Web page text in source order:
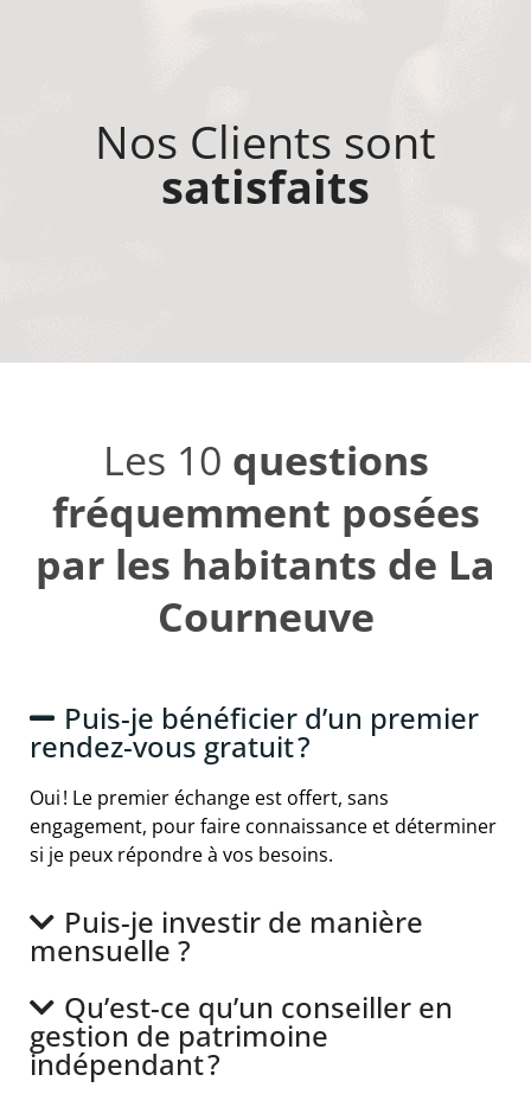
Nos Clients sont
satisfaits
Les 10 questions
fréquemment posées
par les habitants de La
Courneuve
Puis-je bénéficier d’un premier
rendez-vous gratuit ?
Oui ! Le premier échange est offert, sans
engagement, pour faire connaissance et déterminer
si je peux répondre à vos besoins.
Puis-je investir de manière
mensuelle ?
Qu’est-ce qu’un conseiller en
gestion de patrimoine
indépendant ?